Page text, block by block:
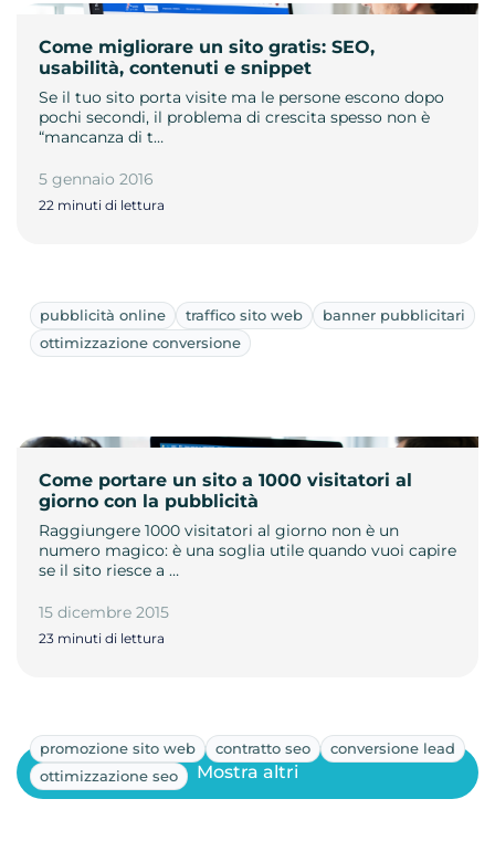
Come migliorare un sito gratis: SEO,
usabilità, contenuti e snippet
Se il tuo sito porta visite ma le persone escono dopo
pochi secondi, il problema di crescita spesso non è
“mancanza di t…
5 gennaio 2016
22 minuti di lettura
pubblicità online traffico sito web
banner pubblicitari
ottimizzazione conversione
Come portare un sito a 1000 visitatori al
giorno con la pubblicità
Raggiungere 1000 visitatori al giorno non è un
numero magico: è una soglia utile quando vuoi capire
se il sito riesce a …
15 dicembre 2015
23 minuti di lettura
promozione sito web contratto seo
conversione lead
ottimizzazione seo
Mostra altri